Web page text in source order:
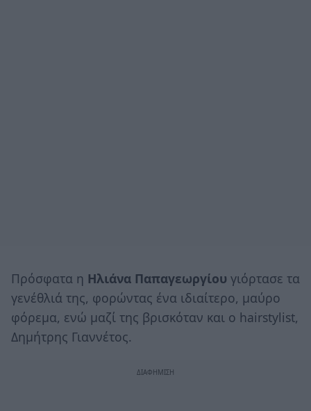
Πρόσφατα η Ηλιάνα Παπαγεωργίου γιόρτασε τα
γενέθλιά της, φορώντας ένα ιδιαίτερο, μαύρο
φόρεμα, ενώ μαζί της βρισκόταν και ο hairstylist,
Δημήτρης Γιαννέτος.